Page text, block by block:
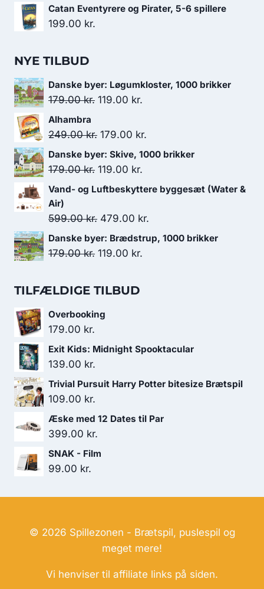
Catan Eventyrere og Pirater, 5-6 spillere
199.00 kr.
NYE TILBUD
Danske byer: Løgumkloster, 1000 brikker
179.00kr. Den
pris
179.00 kr..
119.00 kr.
pris
Alhambra
249.00kr. Den
oprindelige
pris
249.00 kr..
179.00 kr.
aktuelle
179.00 kr..
Danske byer: Skive, 1000 brikker
179.00kr. Den
oprindelige
var:
179.00 kr..
119.00 kr.
aktuelle
er:
119.00 kr..
Vand- og Luftbeskyttere byggesæt (Water &
Air)
599.00kr. Den
oprindelige
pris
479.00 kr.
aktuelle
Danske byer: Brædstrup, 1000 brikker
179.00kr. Den
pris
179.00 kr..
119.00 kr.
TILFÆLDIGE TILBUD
Overbooking
179.00 kr.
Exit Kids: Midnight Spooktacular
139.00 kr.
Trivial Pursuit Harry Potter bitesize Brætspil
109.00 kr.
Æske med 12 Dates til Par
399.00 kr.
SNAK - Film
99.00 kr.
© 2026 Spillezonen - Brætspil, puslespil og
meget mere!
Vi henviser til affiliate links på siden.